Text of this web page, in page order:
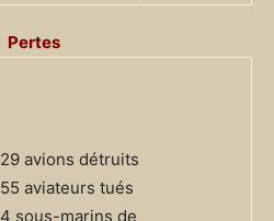
Pertes
29 avions détruits
55 aviateurs tués
4 sous-marins de